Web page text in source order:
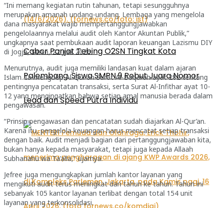
Cabor Panjat Tebing O2SN Tingkat Kota
Palembang, Siswa SMPN 9 Rebut Juara Nomor
Lead dan Speed Putra Individu
“Ini memang kegiatan rutin tahunan, tetapi sesungguhnya
merupakan amanah undang-undang. Lembaga yang mengelola
dana masyarakat wajib mempertanggungjawabkan
pengelolaannya melalui audit oleh Kantor Akuntan Publik,”
ungkapnya saat pembukaan audit laporan keuangan Lazismu DIY
di Jogja, Senin, 22 Juni 2026.
Menurutnya, audit juga memiliki landasan kuat dalam ajaran
Islam. Ia mengutip Al-Qur’an Surat Al-Baqarah ayat 282 tentang
pentingnya pencatatan transaksi, serta Surat Al-Infithar ayat 10-
12 yang mengingatkan bahwa setiap amal manusia berada dalam
pengawasan.
“Prinsip pengawasan dan pencatatan sudah diajarkan Al-Qur’an.
Karena itu, pengelola keuangan harus mencatat setiap transaksi
dengan baik. Audit menjadi bagian dari pertanggungjawaban kita,
bukan hanya kepada masyarakat, tetapi juga kepada Allaah
Subhanahu wa Ta’alla,” ujarnya.
Jefree juga mengungkapkan jumlah kantor layanan yang
mengikuti audit terus meningkat dari tahun ke tahun. Tahun ini
sebanyak 105 kantor layanan terlibat dengan total 154 unit
layanan yang terkonsolidasi.